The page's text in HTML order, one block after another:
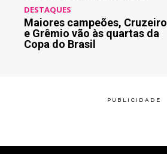
DESTAQUES
Maiores campeões, Cruzeiro
e Grêmio vão às quartas da
Copa do Brasil